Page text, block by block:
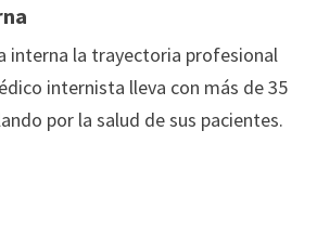
interna la trayectoria profesional
internista lleva con más de 35
por la salud de sus pacientes.